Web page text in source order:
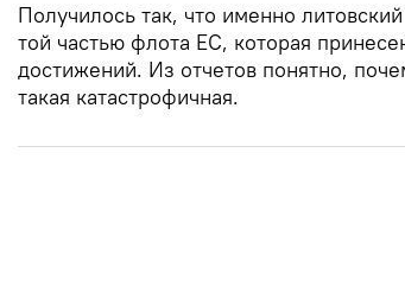
Получилось так, что именно
той частью флота ЕС, которая
достижений. Из отчетов понятно,
такая катастрофичная.